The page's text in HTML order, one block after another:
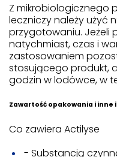
Z mikrobiologicznego
leczniczy należy użyć
przygotowaniu. Jeżeli
natychmiast, czas i
zastosowaniem
stosującego produkt,
godzin w lodówce, w
Zawartość opakowania i inne
Co zawiera Actilyse
- Substancją